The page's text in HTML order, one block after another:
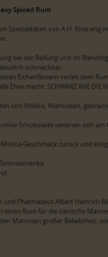
Spiced Rum
Spezialitäten von A.H. Riise eng
bei der Reifung und im
schmeckbar.
Eichenfässern verleit dem
Ehre macht: SCHWARZ WIE DIE
von Mokka, Walnüssen,
Schokolade vereinen sich am
Geschmack zurück und
Pharmazeut Albert Heinrich
einen Rum für die dänische
Matrosen großer Beliebtheit,